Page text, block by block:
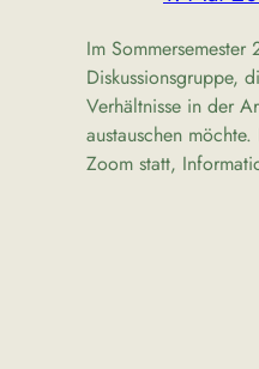
Im
Diskussionsgruppe,
Verhältnisse in der
austauschen
Zoom statt,